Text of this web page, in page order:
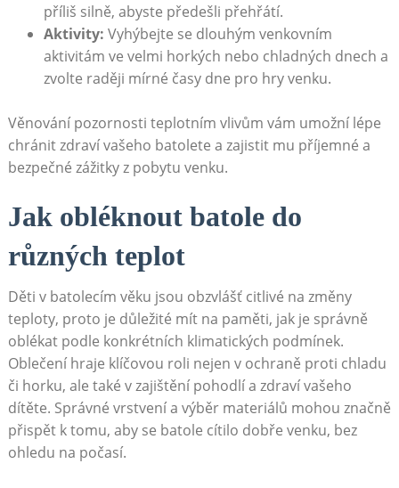
příliš silně, abyste předešli přehřátí.
Aktivity: Vyhýbejte se dlouhým venkovním
aktivitám ve velmi horkých nebo chladných dnech a
zvolte raději mírné časy dne pro hry venku.
Věnování pozornosti teplotním vlivům vám umožní lépe
chránit zdraví vašeho batolete a zajistit mu příjemné a
bezpečné zážitky z pobytu venku.
Jak obléknout batole do
různých teplot
Děti v batolecím věku jsou obzvlášť citlivé na změny
teploty, proto je důležité mít na paměti, jak je správně
oblékat podle konkrétních klimatických podmínek.
Oblečení hraje klíčovou roli nejen v ochraně proti chladu
či horku, ale také v zajištění pohodlí a zdraví vašeho
dítěte. Správné vrstvení a výběr materiálů mohou značně
přispět k tomu, aby se batole cítilo dobře venku, bez
ohledu na počasí.